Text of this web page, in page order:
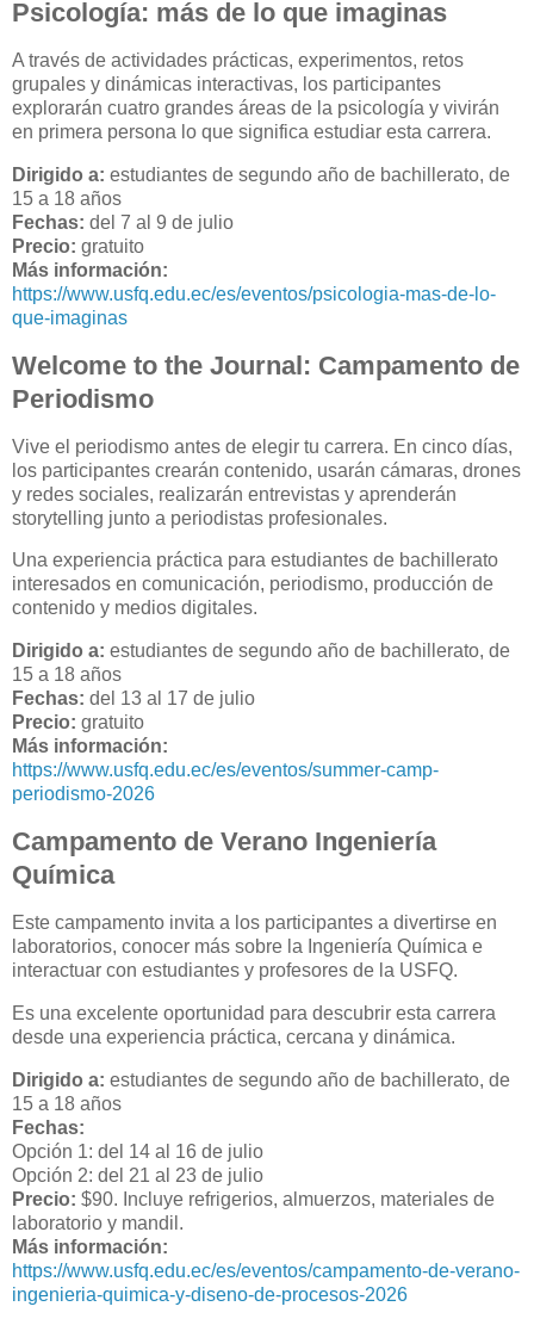
Psicología: más de lo que imaginas
A través de actividades prácticas, experimentos, retos
grupales y dinámicas interactivas, los participantes
explorarán cuatro grandes áreas de la psicología y vivirán
en primera persona lo que significa estudiar esta carrera.
Dirigido a: estudiantes de segundo año de bachillerato, de
15 a 18 años
Fechas: del 7 al 9 de julio
Precio: gratuito
Más información:
https://www.usfq.edu.ec/es/eventos/psicologia-mas-de-lo-
que-imaginas
Welcome to the Journal: Campamento de
Periodismo
Vive el periodismo antes de elegir tu carrera. En cinco días,
los participantes crearán contenido, usarán cámaras, drones
y redes sociales, realizarán entrevistas y aprenderán
storytelling junto a periodistas profesionales.
Una experiencia práctica para estudiantes de bachillerato
interesados en comunicación, periodismo, producción de
contenido y medios digitales.
Dirigido a: estudiantes de segundo año de bachillerato, de
15 a 18 años
Fechas: del 13 al 17 de julio
Precio: gratuito
Más información:
https://www.usfq.edu.ec/es/eventos/summer-camp-
periodismo-2026
Campamento de Verano Ingeniería
Química
Este campamento invita a los participantes a divertirse en
laboratorios, conocer más sobre la Ingeniería Química e
interactuar con estudiantes y profesores de la USFQ.
Es una excelente oportunidad para descubrir esta carrera
desde una experiencia práctica, cercana y dinámica.
Dirigido a: estudiantes de segundo año de bachillerato, de
15 a 18 años
Fechas:
Opción 1: del 14 al 16 de julio
Opción 2: del 21 al 23 de julio
Precio: $90. Incluye refrigerios, almuerzos, materiales de
laboratorio y mandil.
Más información:
https://www.usfq.edu.ec/es/eventos/campamento-de-verano-
ingenieria-quimica-y-diseno-de-procesos-2026